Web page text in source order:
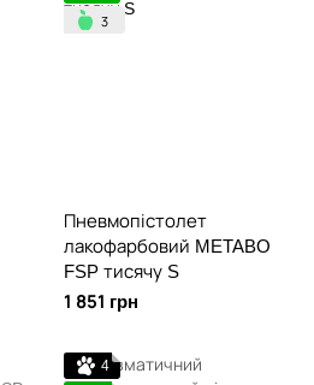
Пневмопістолет
лакофарбовий METABO
FSP тисячу S
1 851 грн
4